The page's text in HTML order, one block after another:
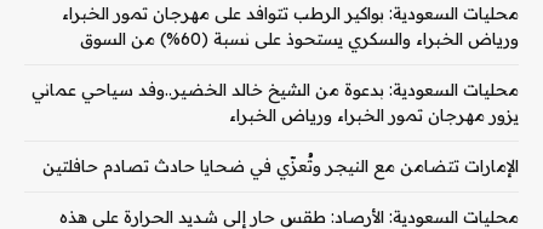
محليات السعودية: بواكير الرطب تتوافد على مهرجان تمور الخبراء
ورياض الخبراء والسكري يستحوذ على نسبة (60%) من السوق
محليات السعودية: بدعوة من الشيخ خالد الخضير..وفد سياحي عماني
يزور مهرجان تمور الخبراء ورياض الخبراء
الإمارات تتضامن مع النيجر وتُعزّي في ضحايا حادث تصادم حافلتين
محليات السعودية: الأرصاد: طقس حار إلى شديد الحرارة على هذه